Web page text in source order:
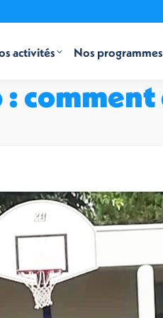
activités Nos programmes
comment